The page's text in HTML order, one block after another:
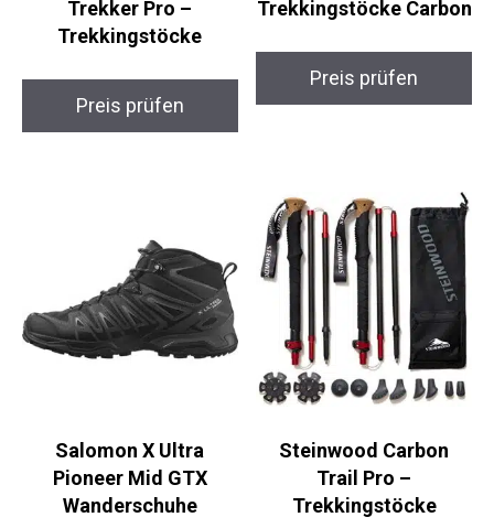
Trekker Pro –
Trekkingstöcke
Preis prüfen
Teleskop
Carbon
Salomon X Ultra
Pioneer Mid GTX
Steinwood Carbon
Trail Pro –